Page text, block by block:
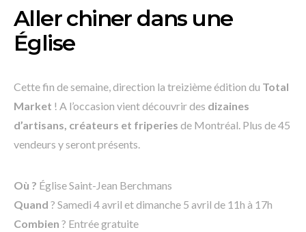
Aller chiner dans une
Église
Cette fin de semaine, direction la treizième édition du Total
Market ! A l’occasion vient découvrir des dizaines
d’artisans, créateurs et friperies de Montréal. Plus de 45
vendeurs y seront présents.
Où ? Église Saint-Jean Berchmans
Quand ? Samedi 4 avril et dimanche 5 avril de 11h à 17h
Combien ? Entrée gratuite